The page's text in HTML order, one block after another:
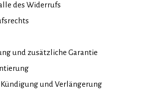
des Widerrufs
und zusätzliche Garantie
und Verlängerung